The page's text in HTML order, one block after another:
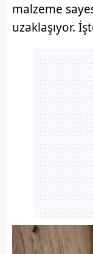
malzeme
uzaklaşıyor.